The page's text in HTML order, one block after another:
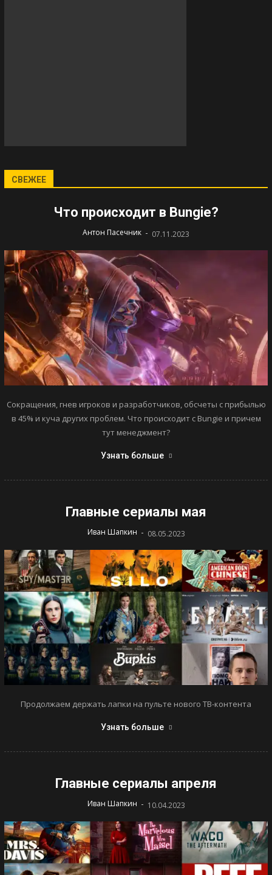
СВЕЖЕЕ
Что происходит в Bungie?
Антон Пасечник - 07.11.2023
Сокращения, гнев игроков и разработчиков, обсчеты с прибылью
в 45% и куча других проблем. Что происходит с Bungie и причем
тут менеджмент?
Узнать больше
Главные сериалы мая
Иван Шапкин - 08.05.2023
Продолжаем держать лапки на пульте нового ТВ-контента
Узнать больше
Главные сериалы апреля
Иван Шапкин - 10.04.2023